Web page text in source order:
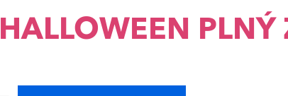
HALLOWEEN